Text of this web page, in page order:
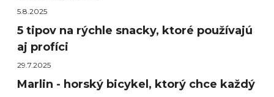
5.8.2025
5 tipov na rýchle snacky, ktoré používajú
aj profíci
29.7.2025
Marlin - horský bicykel, ktorý chce každý